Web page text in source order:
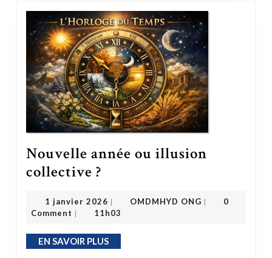
Nouvelle année ou illusion
collective ?
1 janvier 2026 | OMDMHYD ONG |
0
Comment | 11h03
EN SAVOIR PLUSEN SAVOIR PLUS